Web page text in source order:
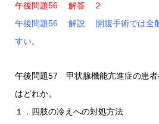
午後問題56 解答 ２
午後問題56 解説 開腹手術では全
すい。
午後問題57 甲状腺機能亢進症の患者
はどれか。
１．四肢の冷えへの対処方法